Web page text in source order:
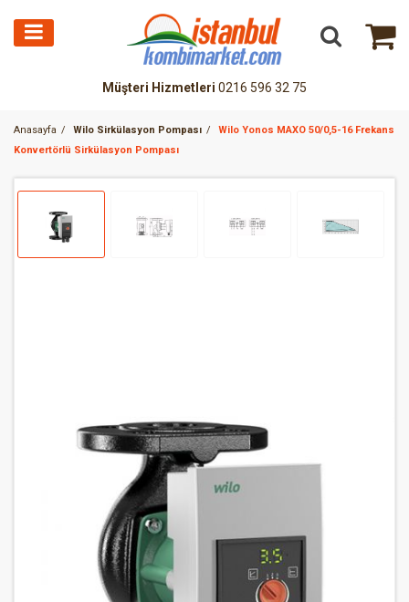
Müşteri Hizmetleri 0216 596 32 75
Anasayfa Wilo Sirkülasyon Pompası
Wilo Yonos MAXO 50/0,5-16 Frekans
Konvertörlü Sirkülasyon Pompası